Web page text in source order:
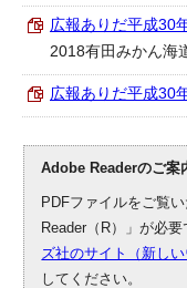
広報ありだ平成30
2018有田みかん海
広報ありだ平成30
Adobe Readerのご案
PDFファイルをご覧
Reader（R）」が必
ズ社のサイト（新し
してください。